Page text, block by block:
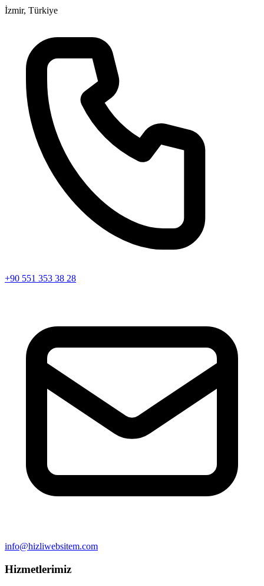
İzmir, Türkiye
+90 551 353 38 28
info@hizliwebsitem.com
Hizmetlerimiz